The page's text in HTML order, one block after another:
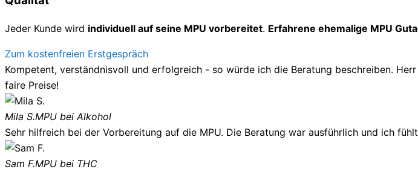
Jeder Kunde wird individuell auf seine MPU vorbereitet. Erfahrene ehemalige MPU
Zum kostenfreien Erstgespräch
Kompetent, verständnisvoll und erfolgreich - so würde ich die Beratung beschreiben.
faire Preise!
Mila S.MPU bei Alkohol
Sehr hilfreich bei der Vorbereitung auf die MPU. Die Beratung war ausführlich und ich
Sam F.MPU bei THC